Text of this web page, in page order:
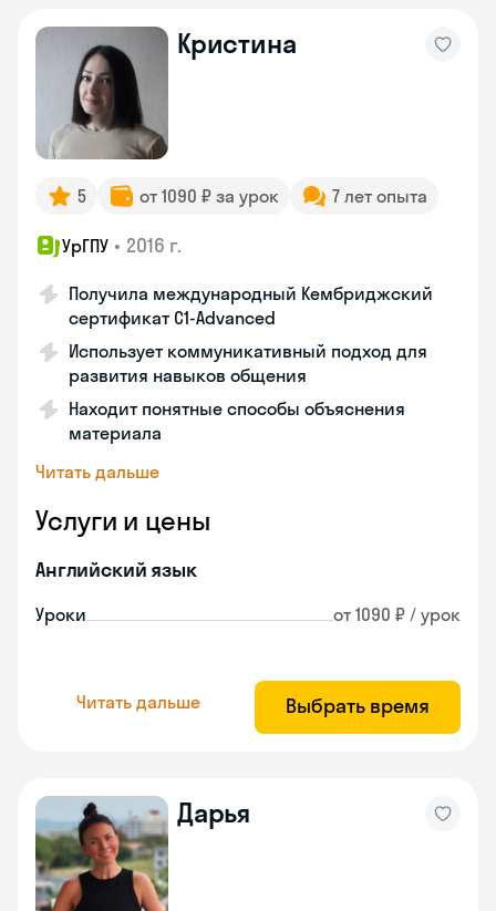
Кристина
5 от 1090 ₽ за урок 7 лет опыта
УрГПУ • 2016 г.
Получила международный Кембриджский
сертификат С1-Advanced
Использует коммуникативный подход для
развития навыков общения
Находит понятные способы объяснения
материала
Читать дальше
Услуги и цены
Английский язык
Уроки от 1090 ₽ / урок
Читать дальше Выбрать время
Дарья